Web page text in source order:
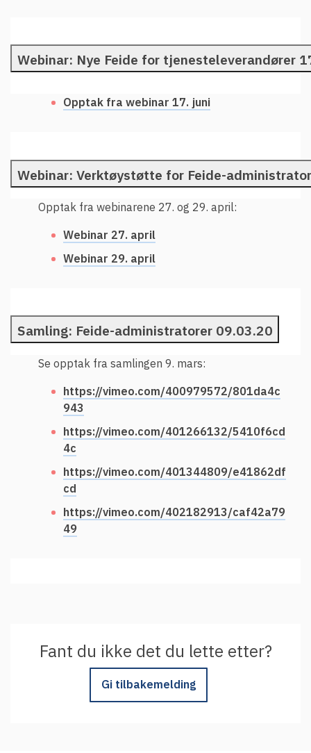
Webinar: Nye Feide for tjenesteleverandører
Opptak fra webinar 17. juni
Webinar: Verktøystøtte for Feide-
Opptak fra webinarene 27. og 29. april:
Webinar 27. april
Webinar 29. april
Samling: Feide-administratorer 09.03.20
Se opptak fra samlingen 9. mars:
https://vimeo.com/400979572/801da4c
943
https://vimeo.com/401266132/5410f6cd
4c
https://vimeo.com/401344809/e41862df
cd
https://vimeo.com/402182913/caf42a79
49
Fant du ikke det du lette etter?
Gi tilbakemelding